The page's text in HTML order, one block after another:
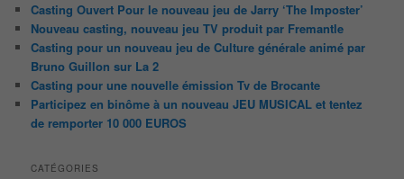
Casting Ouvert Pour le nouveau jeu de Jarry ‘The Imposter’
Nouveau casting, nouveau jeu TV produit par Fremantle
Casting pour un nouveau jeu de Culture générale animé par
Bruno Guillon sur La 2
Casting pour une nouvelle émission Tv de Brocante
Participez en binôme à un nouveau JEU MUSICAL et tentez
de remporter 10 000 EUROS
CATÉGORIES